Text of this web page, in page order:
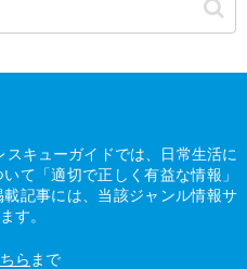
キューガイドでは、日常生活に
て「適切で正しく有益な情報」
記事には、当該ジャンル情報サ
す。
ら まで